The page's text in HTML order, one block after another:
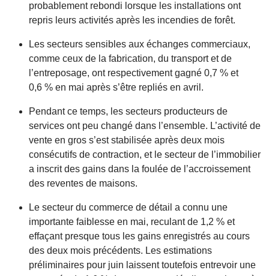
probablement rebondi lorsque les installations ont
repris leurs activités après les incendies de forêt.
Les secteurs sensibles aux échanges commerciaux,
comme ceux de la fabrication, du transport et de
l’entreposage, ont respectivement gagné 0,7 % et
0,6 % en mai après s’être repliés en avril.
Pendant ce temps, les secteurs producteurs de
services ont peu changé dans l’ensemble. L’activité de
vente en gros s’est stabilisée après deux mois
consécutifs de contraction, et le secteur de l’immobilier
a inscrit des gains dans la foulée de l’accroissement
des reventes de maisons.
Le secteur du commerce de détail a connu une
importante faiblesse en mai, reculant de 1,2 % et
effaçant presque tous les gains enregistrés au cours
des deux mois précédents. Les estimations
préliminaires pour juin laissent toutefois entrevoir une